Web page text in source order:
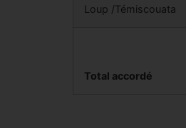
Loup /Témiscouata
Total accordé